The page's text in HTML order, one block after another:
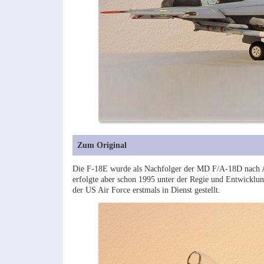
Zum Original
Die F-18E wurde als Nachfolger der MD F/A-18D
erfolgte aber schon 1995 unter der Regie und
der US Air Force erstmals in Dienst gestellt.